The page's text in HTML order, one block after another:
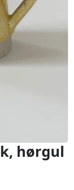
hørgul